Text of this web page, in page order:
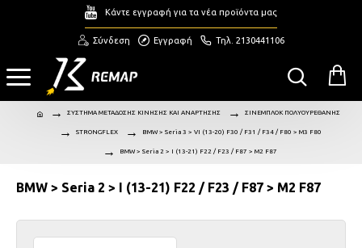
Κάντε εγγραφή για τα νέα προϊόντα μας
Σύνδεση Εγγραφή Τηλ. 2130441106
ΣΥΣΤΗΜΑ ΜΕΤΑΔΟΣΗΣ ΚΙΝΗΣΗΣ ΚΑΙ ΑΝΑΡΤΗΣΗΣ ΣΙΝΕΜΠΛΟΚ ΠΟΛΥΟΥΡΕΘΑΝΗΣ
STRONGFLEX BMW > Seria 3 > VI (13-20) F30 / F31 / F34 / F80 > M3 F80
BMW > Seria 2 > I (13-21) F22 / F23 / F87 > M2 F87
BMW > Seria 2 > I (13-21) F22 / F23 / F87 > M2 F87